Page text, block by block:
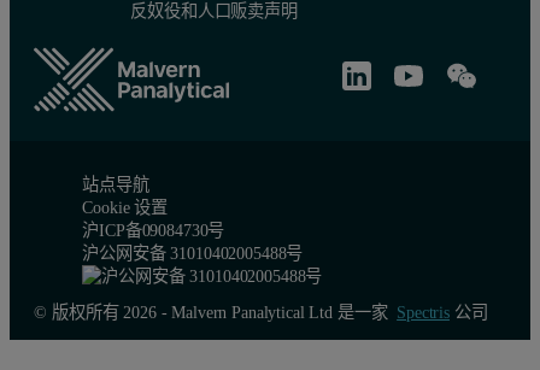
研磨5小时后提取样品
图3 和图4 显示了在研磨工艺开始和研磨工艺持续5 小时
图 3：在研磨工艺开始时提取的、以1:10 的DI 水稀释的色谱之
反奴役和人口贩卖声明
站点导航
Cookie 设置
沪ICP备09084730号
沪公网安备 31010402005488号
© 版权所有 2026 - Malvern Panalytical Ltd 是一家 Spectris公司